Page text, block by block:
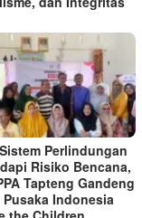
Perlindungan
Risiko Bencana,
Tapteng Gandeng
Pusaka Indonesia